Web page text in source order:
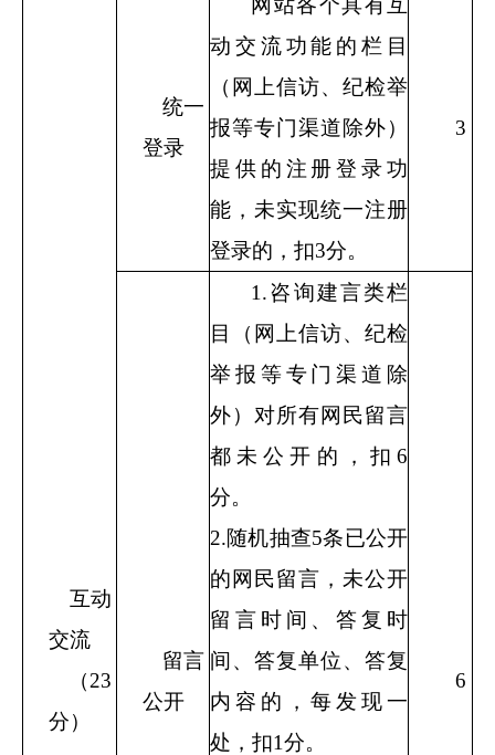
互动
交流
（23
分）
统一
登录
网站各个具有互
动交流功能的栏目
（网上信访、纪检举
报等专门渠道除外）
提供的注册登录功
能，未实现统一注册
登录的，扣3分。
3
留言
公开
1.咨询建言类栏
目（网上信访、纪检
举报等专门渠道除
外）对所有网民留言
都未公开的，扣 6
分。
2.随机抽查5条已公开
的网民留言，未公开
留言时间、答复时
间、答复单位、答复
内容的，每发现一
处，扣1分。
6